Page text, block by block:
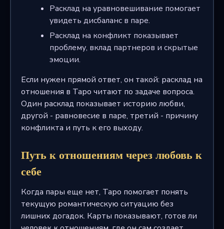
Расклад на уравновешивание помогает
увидеть дисбаланс в паре.
Расклад на конфликт показывает
проблему, вклад партнеров и скрытые
эмоции.
Если нужен прямой ответ, он такой: расклад на
отношения в Таро читают по задаче вопроса.
Один расклад показывает историю любви,
другой - равновесие в паре, третий - причину
конфликта и путь к его выходу.
Путь к отношениям через любовь к
себе
Когда пары еще нет, Таро помогает понять
текущую романтическую ситуацию без
лишних догадок. Карты показывают, готов ли